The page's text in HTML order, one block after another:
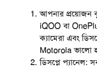
আপনার প্রয়োজন
iQOO বা
ক্যামেরা এবং
Motorola ভালো
ডিসপ্লে প্যানেল: